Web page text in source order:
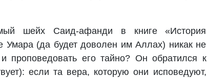
шейх Саид-афанди в книге «История
(да будет доволен им Аллах) никак не
проповедовать его тайно? Он обратился к
если та вера, которую они исповедуют,